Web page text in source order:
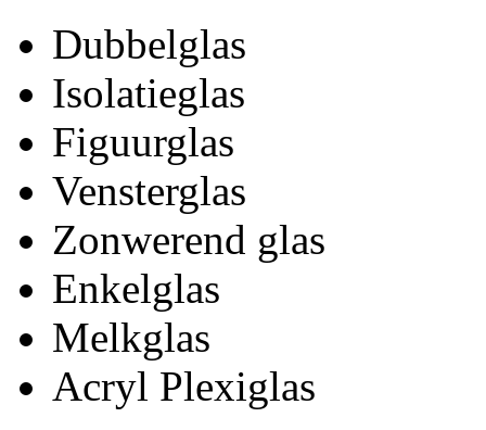
Dubbelglas
Isolatieglas
Figuurglas
Vensterglas
Zonwerend glas
Enkelglas
Melkglas
Acryl Plexiglas